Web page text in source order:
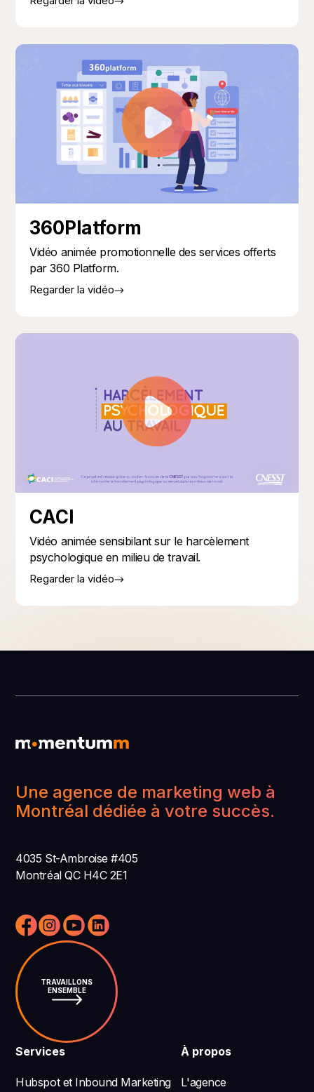
360Platform
Vidéo animée promotionnelle des services offerts
par 360 Platform.
Regarder la vidéo
CACI
Vidéo animée sensibilant sur le harcèlement
psychologique en milieu de travail.
Regarder la vidéo
Une agence de marketing web à
Montréal dédiée à votre succès.
4035 St-Ambroise #405
Montréal QC H4C 2E1
Services
Hubspot et Inbound Marketing
À propos
L'agence
TRAVAILLONS
ENSEMBLE